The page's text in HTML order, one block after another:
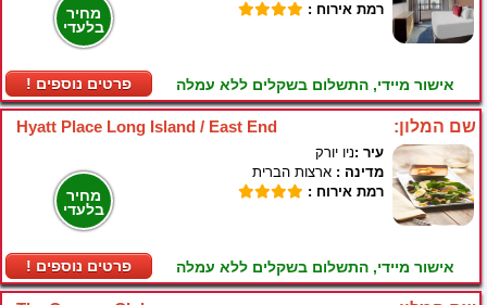
מחיר
בלעדי
! פרטים נוספים
רמת אירוח :
אישור מיידי, התשלום בשקלים ללא עמלה
Hyatt Place Long Island / East End שם המלון:
מחיר
בלעדי
! פרטים נוספים
עיר :ניו יורק
מדינה : ארצות הברית
רמת אירוח :
אישור מיידי, התשלום בשקלים ללא עמלה